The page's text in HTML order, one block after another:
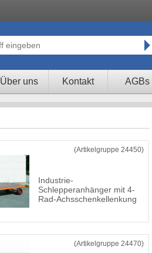
Über uns Kontakt AGBs
(Artikelgruppe 24450)
Industrie-
Schlepperanhänger mit 4-
Rad-Achsschenkellenkung
(Artikelgruppe 24470)